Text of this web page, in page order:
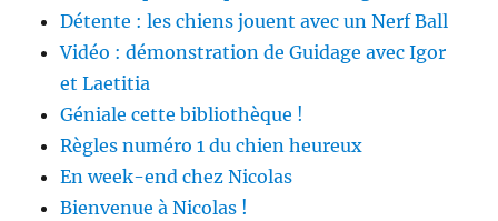
Détente : les chiens jouent avec un Nerf Ball
Vidéo : démonstration de Guidage avec Igor
et Laetitia
Géniale cette bibliothèque !
Règles numéro 1 du chien heureux
En week-end chez Nicolas
Bienvenue à Nicolas !